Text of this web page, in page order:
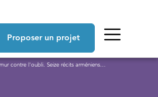
Proposer un projet
l'oubli. Seize récits arméniens - Sous la direction de Jacques Kebadian